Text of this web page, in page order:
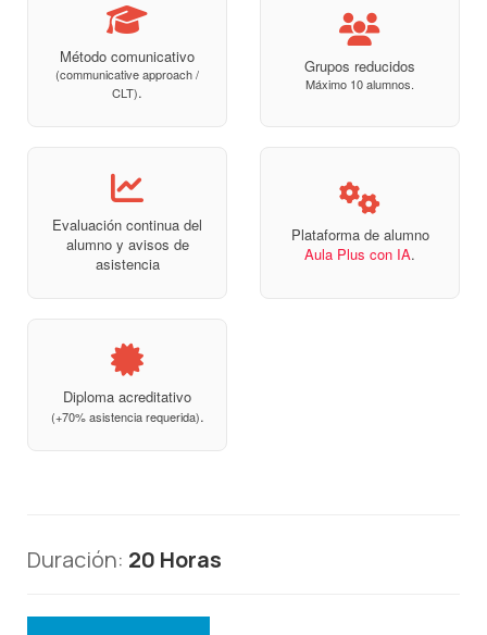
Método comunicativo
(communicative approach /
CLT).
Grupos reducidos
Máximo 10 alumnos.
Evaluación continua del
alumno y avisos de
asistencia
Plataforma de alumno
Aula Plus con IA.
Diploma acreditativo
(+70% asistencia requerida).
Duración: 20 Horas